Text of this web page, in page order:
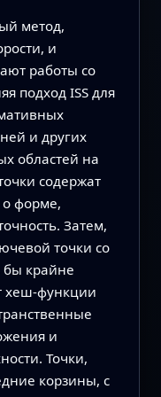
метод,
и
работы со
подход ISS для
и других
областей на
содержат
форме,
Затем,
точки со
бы крайне
хеш‑функции
и
Точки,
корзины, с